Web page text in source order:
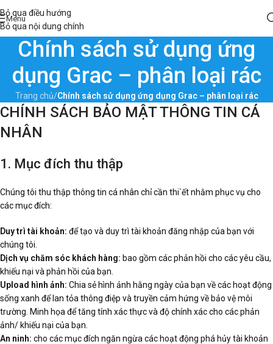
Bỏ qua điều hướng
Bỏ qua nội dung chính
Menu
Chính sách sử dụng ứng
dụng Grac – phân loại rác
Trang chủ/Chính sách sử dụng ứng dụng Grac – phân loại rác
CHÍNH SÁCH BẢO MẬT THÔNG TIN CÁ
NHÂN
1. Mục đích thu thập
Chúng tôi thu thập thông tin cá nhân chỉ cần thi`ết nhằm phục vụ cho
các mục đích:
Duy trì tài khoản: để tạo và duy trì tài khoản đăng nhập của bạn với
chúng tôi.
Dịch vụ chăm sóc khách hàng: bao gồm các phản hồi cho các yêu cầu,
khiếu nại và phản hồi của bạn.
Upload hình ảnh: Chia sẻ hình ảnh hằng ngày của bạn về các hoạt động
sống xanh để lan tỏa thông điệp và truyền cảm hứng về bảo vệ môi
trường. Minh họa để tăng tính xác thực và độ chính xác cho các phản
ảnh/ khiếu nại của bạn.
An ninh: cho các mục đích ngăn ngừa các hoạt động phá hủy tài khoản